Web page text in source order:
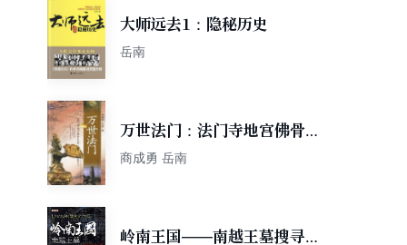
大师远去1：隐秘历史
岳南
万世法门：法门寺地宫佛骨再
世之谜
商成勇 岳南
岭南王国——南越王墓搜寻之